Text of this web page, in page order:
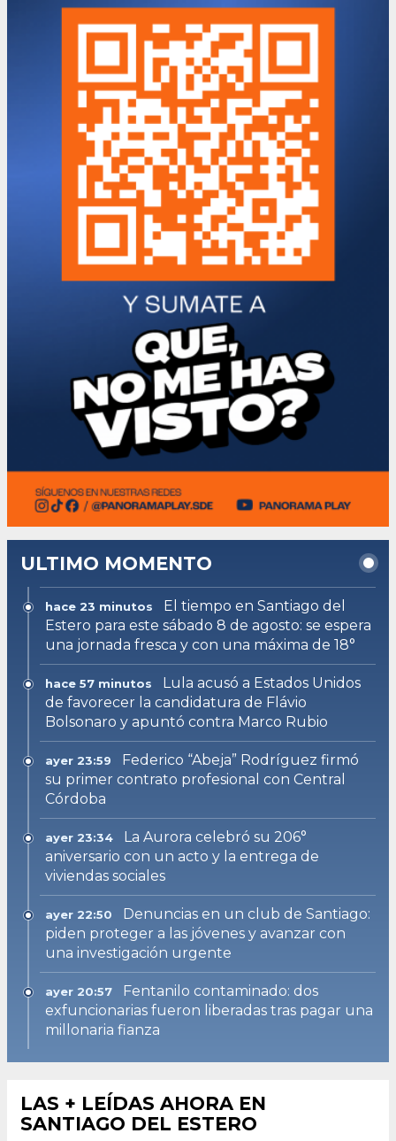
ULTIMO MOMENTO
hace 23 minutos
El tiempo en Santiago del
Estero para este sábado 8 de agosto: se espera
una jornada fresca y con una máxima de 18°
hace 57 minutos
Lula acusó a Estados Unidos
de favorecer la candidatura de Flávio
Bolsonaro y apuntó contra Marco Rubio
ayer 23:59
Federico “Abeja” Rodríguez firmó
su primer contrato profesional con Central
Córdoba
ayer 23:34
La Aurora celebró su 206°
aniversario con un acto y la entrega de
viviendas sociales
ayer 22:50
Denuncias en un club de Santiago:
piden proteger a las jóvenes y avanzar con
una investigación urgente
ayer 20:57
Fentanilo contaminado: dos
exfuncionarias fueron liberadas tras pagar una
millonaria fianza
LAS + LEÍDAS AHORA EN
SANTIAGO DEL ESTERO